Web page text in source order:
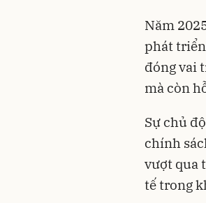
Năm
phát
đóng vai
mà còn
Sự chủ
chính
vượt qua
tế trong